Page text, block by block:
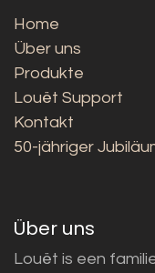
Home
Über uns
Produkte
Louët Support
Kontakt
50-jähriger
Über uns
Louët is een